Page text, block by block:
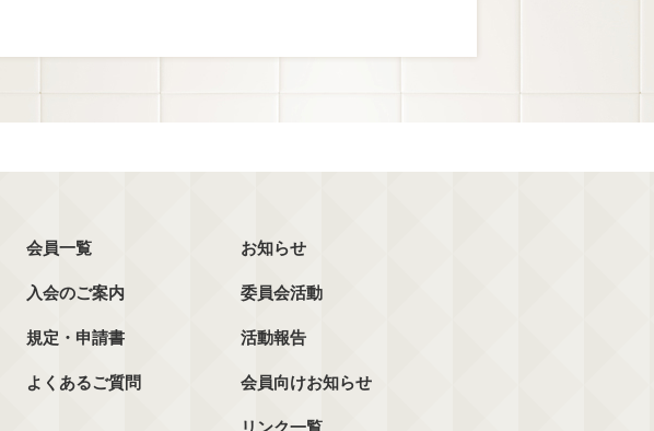
会員一覧
入会のご案内
規定・申請書
よくあるご質問
お知らせ
委員会活動
活動報告
会員向けお知らせ
リンク一覧